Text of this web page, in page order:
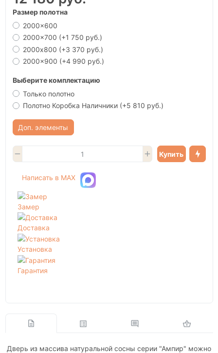
Размер полотна
2000x600
2000x700 (+1 750 руб.)
2000х800 (+3 370 руб.)
2000x900 (+4 990 руб.)
Выберите комплектацию
Только полотно
Полотно Коробка Наличники (+5 810 руб.)
Доп. элементы
Купить
Написать в MAX
Замер
Доставка
Установка
Гарантия
Дверь из массива натуральной сосны серии "Ампир" можно